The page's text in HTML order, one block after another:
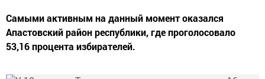
Самыми активным на данный момент оказался
Апастовский район республики, где проголосовало
53,16 процента избирателей.